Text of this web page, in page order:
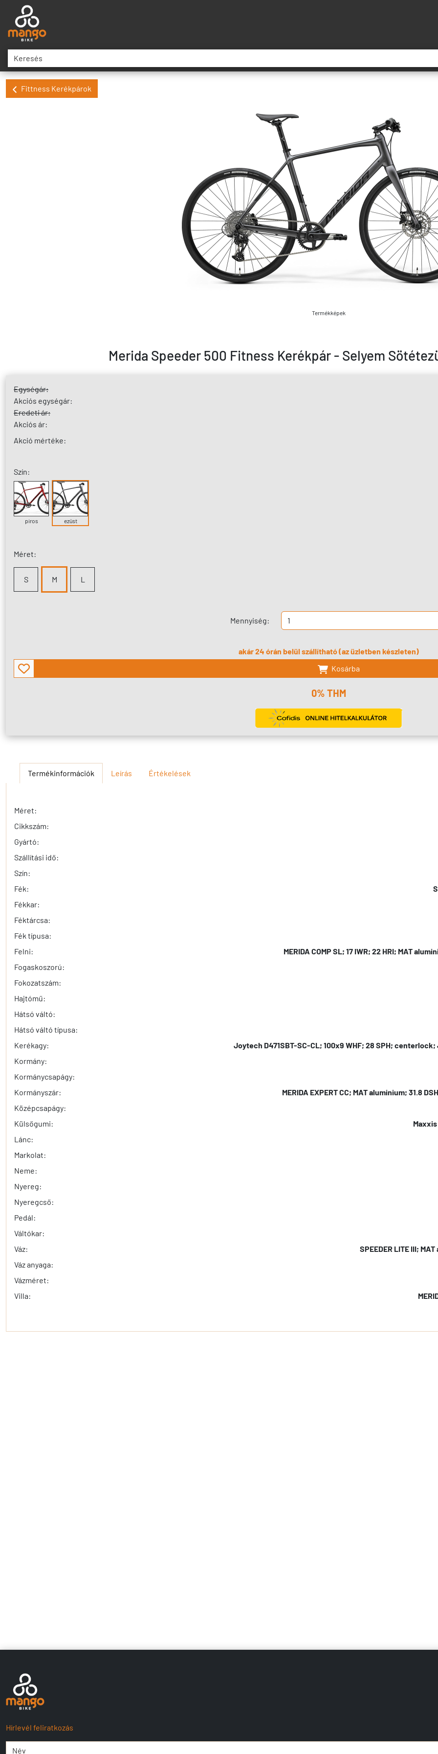
Fittness Kerékpárok
Termékképek
Merida Speeder 500 Fitness Kerékpár - Selyem
Egységár:
Akciós egységár:
Eredeti ár:
Akciós ár:
Akció mértéke:
Szín:
piros ezüst
Méret:
S M L
Mennyiség:
akár 24 órán belül szállítható (az üzletben készleten)
Kosárba
0% THM
Termékinformációk Leírás Értékelések
Méret:
Cikkszám:
Gyártó:
Szállítási idő:
Szín:
Fék:
Fékkar:
Féktárcsa:
Fék típusa:
Felni:
MERIDA COMP SL; 17 IWR; 22 HRI; MAT
Fogaskoszorú:
Fokozatszám:
Hajtómű:
Hátsó váltó:
Hátsó váltó típusa:
Kerékagy:
Joytech D471SBT-SC-CL; 100x9 WHF; 28 SPH;
Kormány:
Kormánycsapágy:
Kormányszár:
MERIDA EXPERT CC; MAT aluminium; 31.8
Középcsapágy:
Külsőgumi:
Lánc:
Markolat:
Neme:
Nyereg:
Nyeregcső:
Pedál:
Váltókar:
Váz:
SPEEDER LITE III;
Váz anyaga:
Vázméret:
Villa:
Hírlevél feliratkozás